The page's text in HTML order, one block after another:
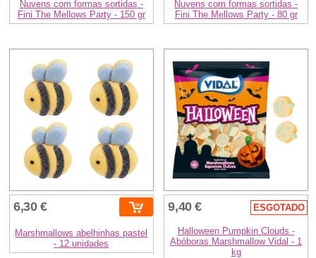
Nuvens com formas sortidas -
Fini The Mellows Party - 150 gr
Nuvens com formas sortidas -
Fini The Mellows Party - 80 gr
6,30 €
Marshmallows abelhinhas pastel
- 12 unidades
9,40 € ESGOTADO
Halloween Pumpkin Clouds -
Abóboras Marshmallow Vidal - 1
kg